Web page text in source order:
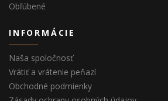
Obľúbené
INFORMÁCIE
Naša spoločnosť
Vrátiť a vrátenie peňazí
Obchodné podmienky